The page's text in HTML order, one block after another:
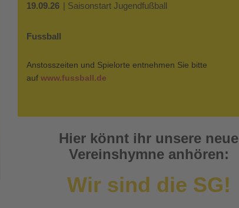
19.09.26 | Saisonstart Jugendfußball
Fussball
Anstosszeiten und Spielorte entnehmen Sie bitte
auf www.fussball.de
Hier könnt ihr unsere neue
Vereinshymne anhören:
Wir sind die SG!